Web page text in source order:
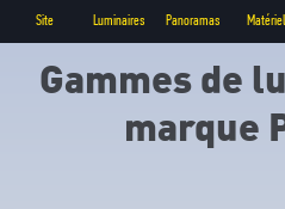
Site Luminaires Panoramas Matériel
Gammes de
marque